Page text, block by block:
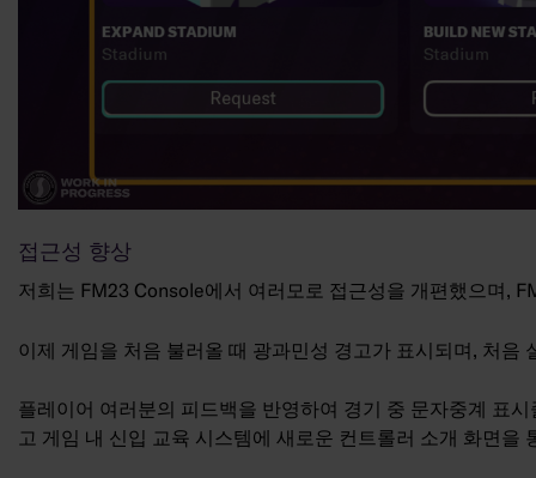
접근성 향상
저희는 FM23 Console에서 여러모로 접근성을 개편했으며,
이제 게임을 처음 불러올 때 광과민성 경고가 표시되며, 처
플레이어 여러분의 피드백을 반영하여 경기 중 문자중계 표
고 게임 내 신입 교육 시스템에 새로운 컨트롤러 소개 화면을